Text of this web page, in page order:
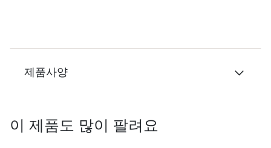
제품사양
이 제품도 많이 팔려요